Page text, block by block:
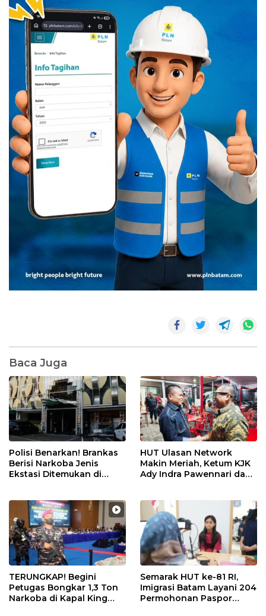
Baca Juga
Polisi Benarkan! Brankas
Berisi Narkoba Jenis
Ekstasi Ditemukan di
Diamankan
HUT Ulasan Network
Makin Meriah, Ketum KJK
Ady Indra Pawennari dan
TERUNGKAP! Begini
Petugas Bongkar 1,3 Ton
Narkoba di Kapal King
Semarak HUT ke-81 RI,
Imigrasi Batam Layani 204
Permohonan Paspor